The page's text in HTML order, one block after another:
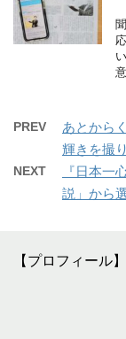
PREV
あとから
輝きを撮
NEXT
『日本一
説」から
【プロフィール】